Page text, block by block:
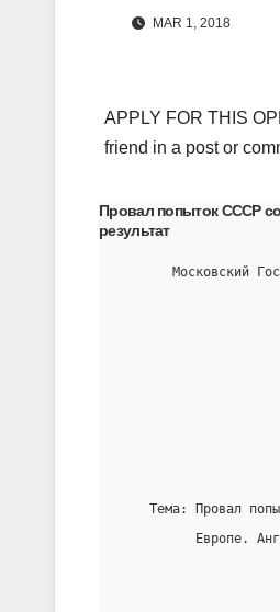
MAR 1, 2018
APPLY FOR THIS
friend in a post or
Провал попыток СССР
результат
Московский
Тема: Провал
Европе.